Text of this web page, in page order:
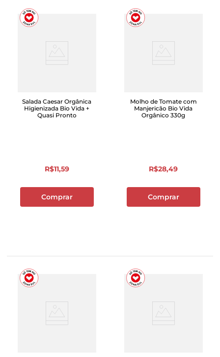
Salada Caesar Orgânica
Higienizada Bio Vida +
Quasi Pronto
R$11,59
Comprar
Molho de Tomate com
Manjericão Bio Vida
Orgânico 330g
R$28,49
Comprar